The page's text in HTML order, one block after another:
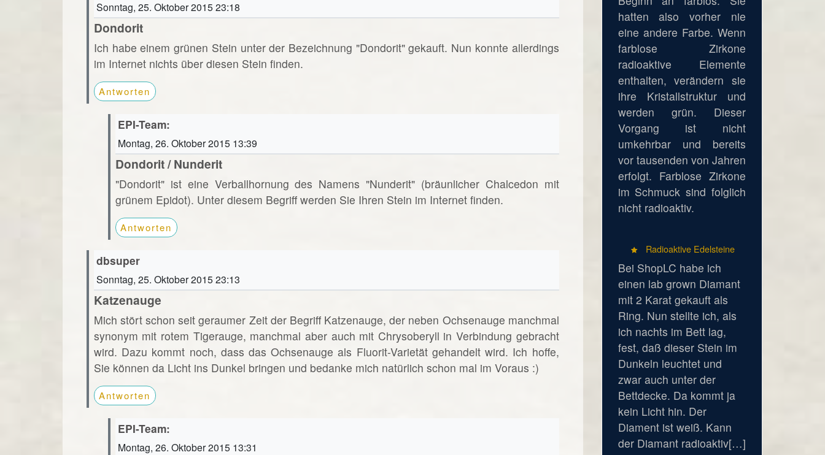
Sonntag, 25. Oktober 2015 23:18
Dondorit
Ich habe einem grünen Stein unter der Bezeichnung "Dondorit" gekauft. Nun konnte allerdings
im Internet nichts über diesen Stein finden.
Antworten
EPI-Team:
Montag, 26. Oktober 2015 13:39
Dondorit / Nunderit
"Dondorit" ist eine Verballhornung des Namens "Nunderit" (bräunlicher Chalcedon mit
grünem Epidot). Unter diesem Begriff werden Sie Ihren Stein im Internet finden.
Antworten
dbsuper
Sonntag, 25. Oktober 2015 23:13
Katzenauge
Mich stört schon seit geraumer Zeit der Begriff Katzenauge, der neben Ochsenauge manchmal
synonym mit rotem Tigerauge, manchmal aber auch mit Chrysoberyll in Verbindung gebracht
wird. Dazu kommt noch, dass das Ochsenauge als Fluorit-Varietät gehandelt wird. Ich hoffe,
Sie können da Licht ins Dunkel bringen und bedanke mich natürlich schon mal im Voraus :)
Antworten
EPI-Team:
Montag, 26. Oktober 2015 13:31
hatten also vorher nie
eine andere Farbe. Wenn
farblose Zirkone
radioaktive Elemente
enthalten, verändern sie
ihre Kristallstruktur und
werden grün. Dieser
Vorgang ist nicht
umkehrbar und bereits
vor tausenden von Jahren
erfolgt. Farblose Zirkone
im Schmuck sind folglich
nicht radioaktiv.
Radioaktive Edelsteine
Bei ShopLC habe ich
einen lab grown Diamant
mit 2 Karat gekauft als
Ring. Nun stellte ich, als
ich nachts im Bett lag,
fest, daß dieser Stein im
Dunkeln leuchtet und
zwar auch unter der
Bettdecke. Da kommt ja
kein Licht hin. Der
Diament ist weiß. Kann
der Diamant radioaktiv[…]